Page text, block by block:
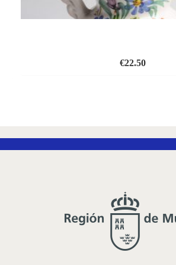
€22.50